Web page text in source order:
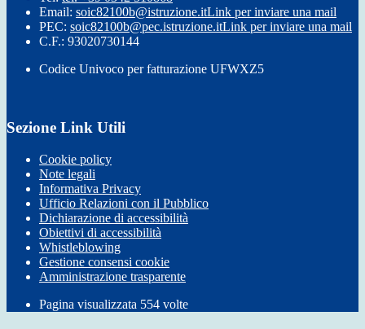
Email: soic82100b@istruzione.itLink per inviare una mail
PEC: soic82100b@pec.istruzione.itLink per inviare una mail
C.F.: 93020730144
Codice Univoco per fatturazione UFWXZ5
Sezione Link Utili
Cookie policy
Note legali
Informativa Privacy
Ufficio Relazioni con il Pubblico
Dichiarazione di accessibilità
Obiettivi di accessibilità
Whistleblowing
Gestione consensi cookie
Amministrazione trasparente
Pagina visualizzata 554 volte